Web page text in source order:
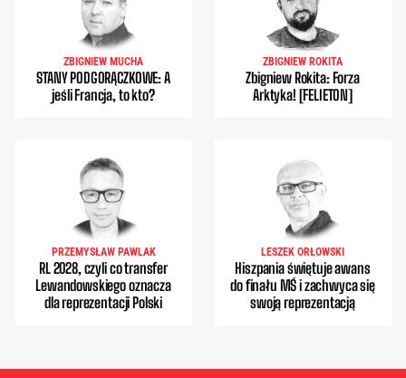
ZBIGNIEW MUCHA
STANY PODGORĄCZKOWE: A
jeśli Francja, to kto?
ZBIGNIEW ROKITA
Zbigniew Rokita: Forza
Arktyka! [FELIETON]
PRZEMYSŁAW PAWLAK
RL 2028, czyli co transfer
Lewandowskiego oznacza
dla reprezentacji Polski
LESZEK ORŁOWSKI
Hiszpania świętuje awans
do finału MŚ i zachwyca się
swoją reprezentacją